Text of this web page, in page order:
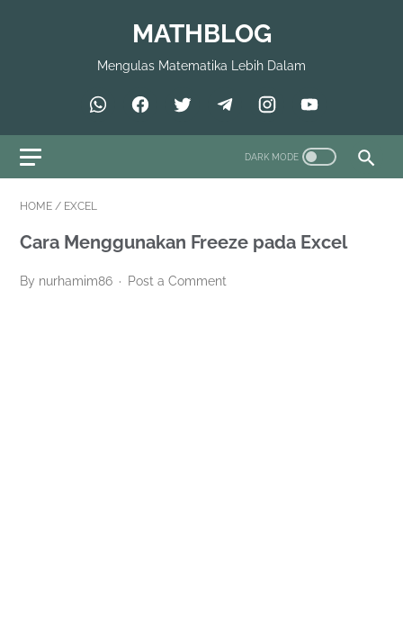
MATHBLOG
Mengulas Matematika Lebih Dalam
HOME / EXCEL
Cara Menggunakan Freeze pada Excel
By nurhamim86 Post a Comment